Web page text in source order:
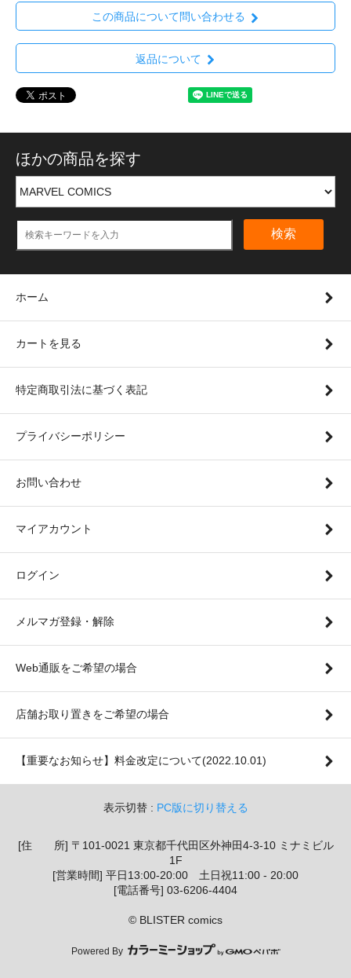
この商品について問い合わせる
返品について
ほかの商品を探す
検索
ホーム
カートを見る
特定商取引法に基づく表記
プライバシーポリシー
お問い合わせ
マイアカウント
ログイン
メルマガ登録・解除
Web通販をご希望の場合
店舗お取り置きをご希望の場合
【重要なお知らせ】料金改定について(2022.10.01)
表示切替 : PC版に切り替える
[住 所] 〒101-0021 東京都千代田区外神田4-3-10 ミナミビル
1F
[営業時間] 平日13:00-20:00 土日祝11:00 - 20:00
[電話番号] 03-6206-4404
© BLISTER comics
Powered By